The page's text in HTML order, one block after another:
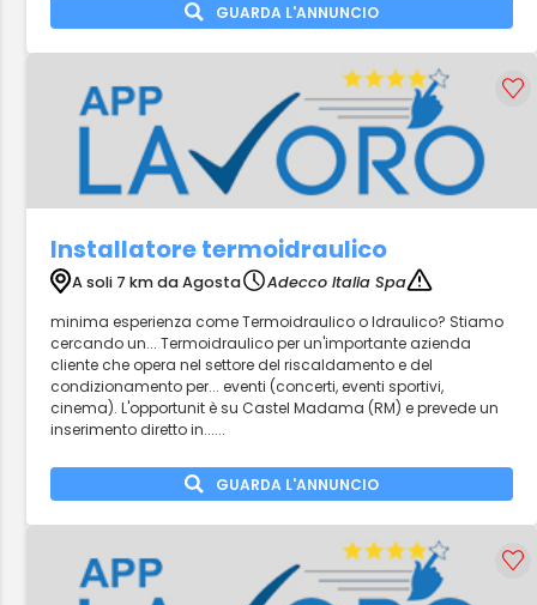
GUARDA L'ANNUNCIO
Installatore termoidraulico
A soli 7 km da Agosta
Adecco Italia Spa
minima esperienza come Termoidraulico o Idraulico? Stiamo
cercando un... Termoidraulico per un'importante azienda
cliente che opera nel settore del riscaldamento e del
condizionamento per... eventi (concerti, eventi sportivi,
cinema). L'opportunit è su Castel Madama (RM) e prevede un
inserimento diretto in......
GUARDA L'ANNUNCIO